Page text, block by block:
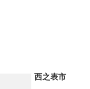
西之表市